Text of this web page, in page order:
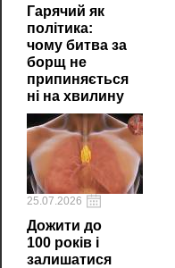
Гарячий як
політика:
чому битва за
борщ не
припиняється
ні на хвилину
25.07.2026
Дожити до
100 років і
залишатися